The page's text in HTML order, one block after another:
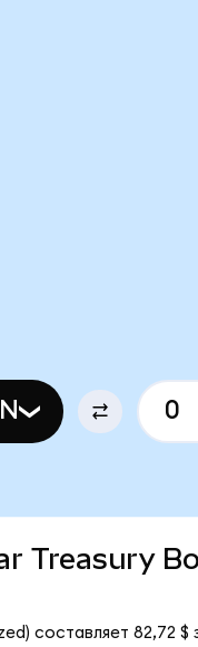
Treasury
составляет 82,72 $